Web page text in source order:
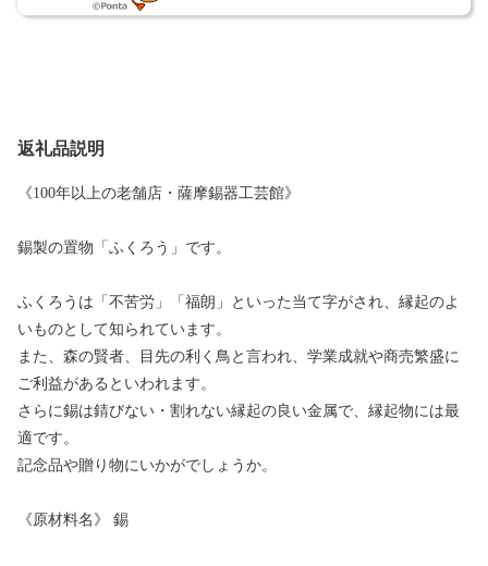
返礼品説明
《100年以上の老舗店・薩摩錫器工芸館》
錫製の置物「ふくろう」です。
ふくろうは「不苦労」「福朗」といった当て字がされ、縁起のよ
いものとして知られています。
また、森の賢者、目先の利く鳥と言われ、学業成就や商売繁盛に
ご利益があるといわれます。
さらに錫は錆びない・割れない縁起の良い金属で、縁起物には最
適です。
記念品や贈り物にいかがでしょうか。
《原材料名》 錫